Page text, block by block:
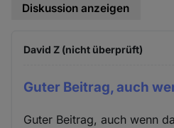
Diskussion anzeigen
David Z (nicht überprüft)
Guter Beitrag, auch
Guter Beitrag, auch wenn